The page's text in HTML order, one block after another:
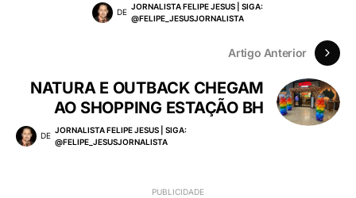
DE
JORNALISTA FELIPE JESUS | SIGA:
@FELIPE_JESUSJORNALISTA
Artigo Anterior
NATURA E OUTBACK CHEGAM
AO SHOPPING ESTAÇÃO BH
DE
JORNALISTA FELIPE JESUS | SIGA:
@FELIPE_JESUSJORNALISTA